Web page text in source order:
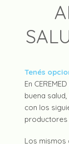
Tenés
En
buena
con los
Los mismos